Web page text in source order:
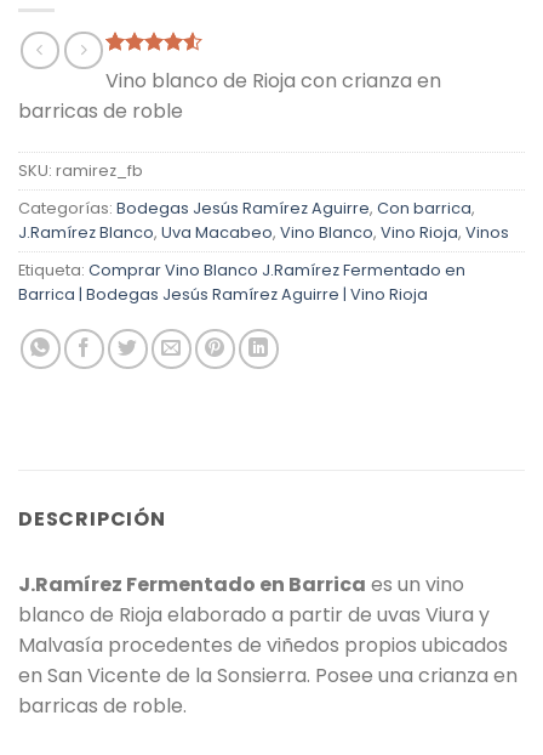
Valorado
con4.50
de 5 en
2
valoraciones
de clientes
Vino blanco de Rioja con crianza en
barricas de roble
SKU: ramirez_fb
Categorías: Bodegas Jesús Ramírez Aguirre, Con barrica,
J.Ramírez Blanco, Uva Macabeo, Vino Blanco, Vino Rioja, Vinos
Etiqueta: Comprar Vino Blanco J.Ramírez Fermentado en
Barrica | Bodegas Jesús Ramírez Aguirre | Vino Rioja
DESCRIPCIÓN
J.Ramírez Fermentado en Barrica es un vino
blanco de Rioja elaborado a partir de uvas Viura y
Malvasía procedentes de viñedos propios ubicados
en San Vicente de la Sonsierra. Posee una crianza en
barricas de roble.